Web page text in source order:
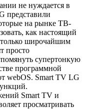
не нуждается в
представили
на рынке ТВ-
как настоящий
широчайшим
просто
супертонкую
программной
webOS. Smart TV LG
Smart TV и
просматривать